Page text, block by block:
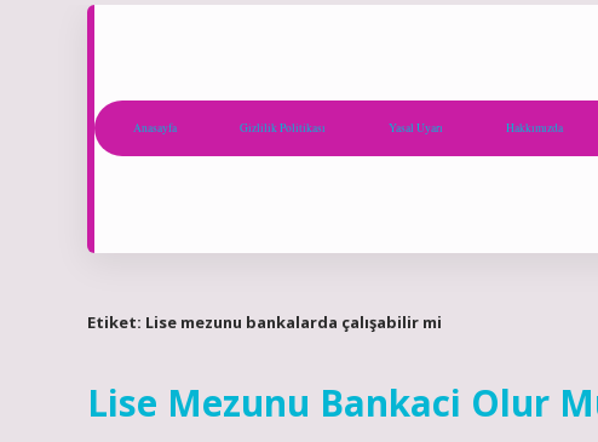
Anasayfa Gizlilik Politikası Yasal Uyarı Hakkımızda
Etiket: Lise mezunu bankalarda çalışabilir mi
Lise Mezunu Bankaci Olur